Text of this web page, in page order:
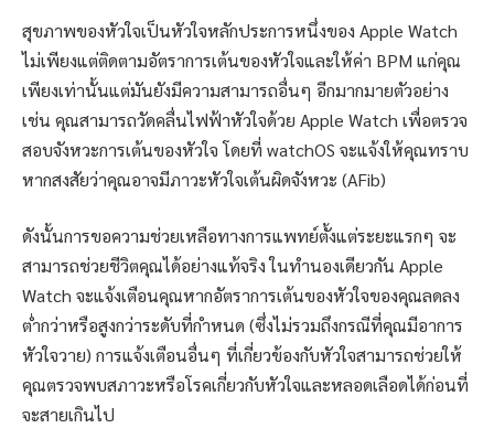
สุขภาพของหัวใจเป็นหัวใจหลักประการหนึ่งของ Apple Watch
ไม่เพียงแต่ติดตามอัตราการเต้นของหัวใจและให้ค่า BPM แก่คุณ
เพียงเท่านั้นแต่มันยังมีความสามารถอื่นๆ อีกมากมายตัวอย่าง
เช่น คุณสามารถวัดคลื่นไฟฟ้าหัวใจด้วย Apple Watch เพื่อตรวจ
สอบจังหวะการเต้นของหัวใจ โดยที่ watchOS จะแจ้งให้คุณทราบ
หากสงสัยว่าคุณอาจมีภาวะหัวใจเต้นผิดจังหวะ (AFib)
ดังนั้นการขอความช่วยเหลือทางการแพทย์ตั้งแต่ระยะแรกๆ จะ
สามารถช่วยชีวิตคุณได้อย่างแท้จริง ในทำนองเดียวกัน Apple
Watch จะแจ้งเตือนคุณหากอัตราการเต้นของหัวใจของคุณลดลง
ต่ำกว่าหรือสูงกว่าระดับที่กำหนด (ซึ่งไม่รวมถึงกรณีที่คุณมีอาการ
หัวใจวาย) การแจ้งเตือนอื่นๆ ที่เกี่ยวข้องกับหัวใจสามารถช่วยให้
คุณตรวจพบสภาวะหรือโรคเกี่ยวกับหัวใจและหลอดเลือดได้ก่อนที่
จะสายเกินไป